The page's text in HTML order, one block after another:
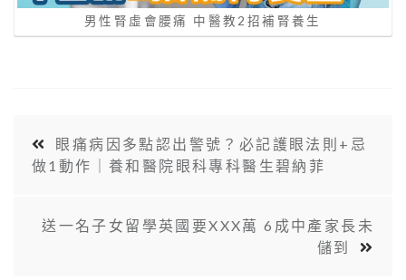
男性腎虛會腰痛 中醫教2招補腎養生
眼痛病因多點認出警號？必記護眼法則+忌
做1動作｜養和醫院眼科專科醫生碧納菲
送一名子女留學英國要XXX萬 6成中產家長未
儲到